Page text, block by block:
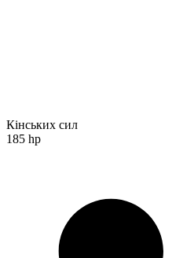
Кінських сил
185 hp